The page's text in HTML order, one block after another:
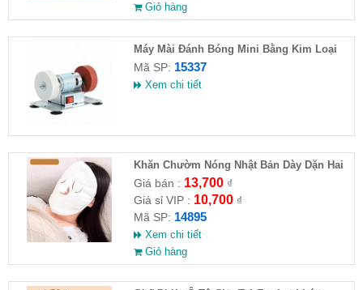
Giỏ hàng
Máy Mài Đánh Bóng Mini Bằng Kim Loại
Mã SP: 15337
Xem chi tiết
Khăn Chườm Nóng Nhật Bản Dày Dặn Hai
Lớp
Giá bán : 13,700₫
Giá sỉ VIP : 10,700₫
Mã SP: 14895
Xem chi tiết
Giỏ hàng